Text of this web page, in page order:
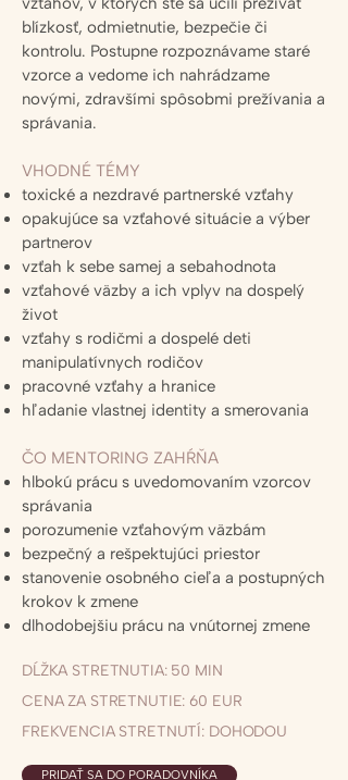
blízkosť, odmietnutie, bezpečie či
kontrolu. Postupne rozpoznávame staré
vzorce a vedome ich nahrádzame
novými, zdravšími spôsobmi prežívania a
správania.
VHODNÉ TÉMY
toxické a nezdravé partnerské vzťahy
opakujúce sa vzťahové situácie a výber
partnerov
vzťah k sebe samej a sebahodnota
vzťahové väzby a ich vplyv na dospelý
život
vzťahy s rodičmi a dospelé deti
manipulatívnych rodičov
pracovné vzťahy a hranice
hľadanie vlastnej identity a smerovania
ČO MENTORING ZAHŔŇA
hlbokú prácu s uvedomovaním vzorcov
správania
porozumenie vzťahovým väzbám
bezpečný a rešpektujúci priestor
stanovenie osobného cieľa a postupných
krokov k zmene
dlhodobejšiu prácu na vnútornej zmene
DĹŽKA STRETNUTIA: 50 MIN
CENA ZA STRETNUTIE: 60 EUR
FREKVENCIA STRETNUTÍ: DOHODOU
PRIDAŤ SA DO PORADOVNÍKA